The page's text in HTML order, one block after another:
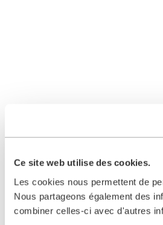
Ce site web utilise des cookies.
Les cookies nous permettent de
Nous partageons également des
combiner celles-ci avec d'autres